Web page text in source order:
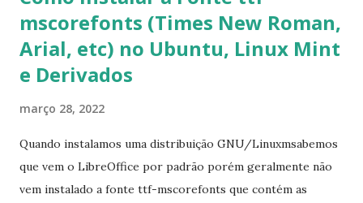
mscorefonts (Times New Roman,
Arial, etc) no Ubuntu, Linux Mint
e Derivados
março 28, 2022
Quando instalamos uma distribuição GNU/Linuxmsabemos
que vem o LibreOffice por padrão porém geralmente não
vem instalado a fonte ttf-mscorefonts que contém as